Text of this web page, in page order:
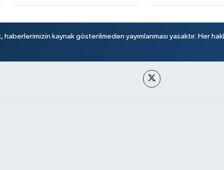
kaynak gösterilmeden yayımlanması yasaktır. Her